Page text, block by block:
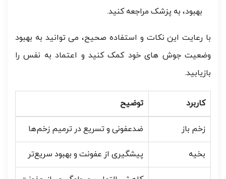
بهبود، به پزشک مراجعه کنید.
با رعایت این نکات و استفاده صحیح، می توانید به بهبود
وضعیت جوش های خود کمک کنید و اعتماد به نفس را
بازیابید.
کاربرد توضیح
زخم باز ضدعفونی و تسریع در ترمیم زخم‌ها
بخیه پیشگیری از عفونت و بهبود سریع‌تر